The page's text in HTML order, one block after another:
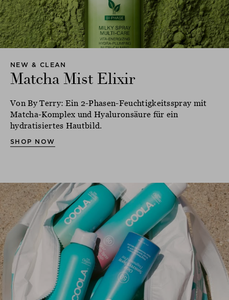
NEW & CLEAN
Matcha Mist Elixir
Von By Terry: Ein 2-Phasen-Feuchtigkeitsspray mit
Matcha-Komplex und Hyaluronsäure für ein
hydratisiertes Hautbild.
SHOP NOW